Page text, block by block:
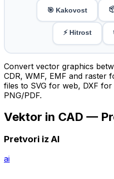
🎯 Kakovost
⚡ Hitrost
Convert vector graphics
CDR, WMF, EMF and raster
files to SVG for web, DXF
PNG/PDF.
Vektor in CAD —
Pretvori iz AI
ai